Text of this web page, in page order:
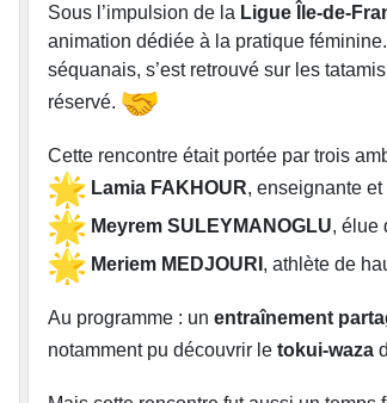
Sous l’impulsion de la Ligue Île-de-
animation dédiée à la pratique
séquanais, s’est retrouvé sur les
réservé.
Cette rencontre était portée par trois
Lamia FAKHOUR, enseignante
Meyrem SULEYMANOGLU, élue
Meriem MEDJOURI , athlète de
Au programme : un entraînement
notamment pu découvrir le tokui-waza